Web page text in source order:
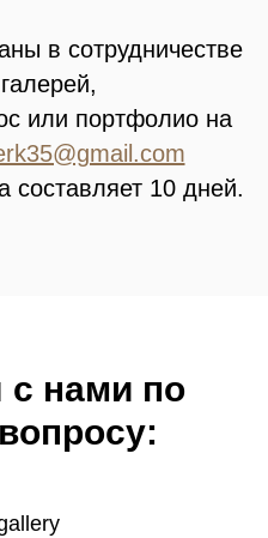
в сотрудничестве
или портфолио на
составляет 10 дней.
с нами по